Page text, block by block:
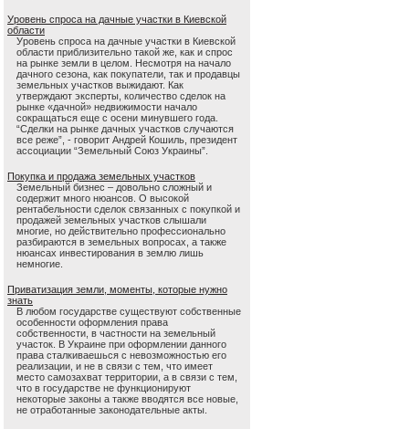
Уровень спроса на дачные участки в Киевской
области
Уровень спроса на дачные участки в Киевской
области приблизительно такой же, как и спрос
на рынке земли в целом. Несмотря на начало
дачного сезона, как покупатели, так и продавцы
земельных участков выжидают. Как
утверждают эксперты, количество сделок на
рынке «дачной» недвижимости начало
сокращаться еще с осени минувшего года.
“Сделки на рынке дачных участков случаются
все реже”, - говорит Андрей Кошиль, президент
ассоциации “Земельный Союз Украины”.
Покупка и продажа земельных участков
Земельный бизнес – довольно сложный и
содержит много нюансов. О высокой
рентабельности сделок связанных с покупкой и
продажей земельных участков слышали
многие, но действительно профессионально
разбираются в земельных вопросах, а также
нюансах инвестирования в землю лишь
немногие.
Приватизация земли, моменты, которые нужно
знать
В любом государстве существуют собственные
особенности оформления права
собственности, в частности на земельный
участок. В Украине при оформлении данного
права сталкиваешься с невозможностью его
реализации, и не в связи с тем, что имеет
место самозахват территории, а в связи с тем,
что в государстве не функционируют
некоторые законы а также вводятся все новые,
не отработанные законодательные акты.